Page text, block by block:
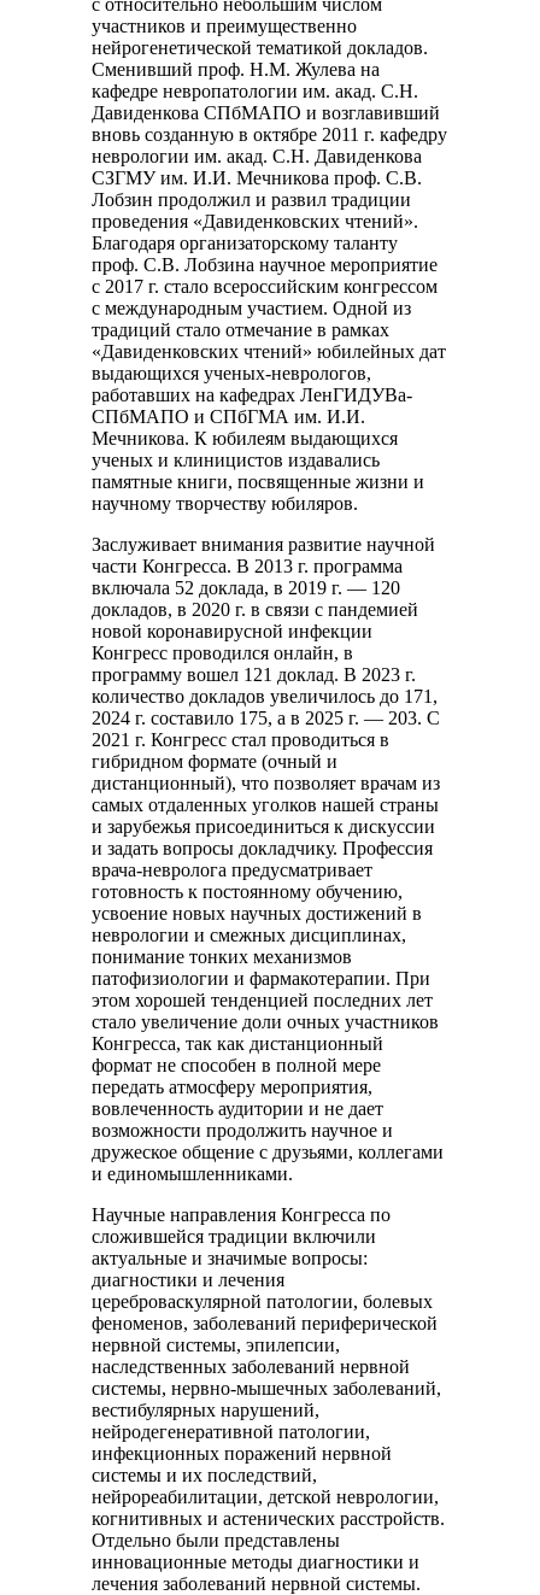
с относительно небольшим числом
участников и преимущественно
нейрогенетической тематикой докладов.
Сменивший проф. Н.М. Жулева на
кафедре невропатологии им. акад. С.Н.
Давиденкова СПбМАПО и возглавивший
вновь созданную в октябре 2011 г. кафедру
неврологии им. акад. С.Н. Давиденкова
СЗГМУ им. И.И. Мечникова проф. С.В.
Лобзин продолжил и развил традиции
проведения «Давиденковских чтений».
Благодаря организаторскому таланту
проф. С.В. Лобзина научное мероприятие
с 2017 г. стало всероссийским конгрессом
с международным участием. Одной из
традиций стало отмечание в рамках
«Давиденковских чтений» юбилейных дат
выдающихся ученых-неврологов,
работавших на кафедрах ЛенГИДУВа-
СПбМАПО и СПбГМА им. И.И.
Мечникова. К юбилеям выдающихся
ученых и клиницистов издавались
памятные книги, посвященные жизни и
научному творчеству юбиляров.
Заслуживает внимания развитие научной
части Конгресса. В 2013 г. программа
включала 52 доклада, в 2019 г. — 120
докладов, в 2020 г. в связи с пандемией
новой коронавирусной инфекции
Конгресс проводился онлайн, в
программу вошел 121 доклад. В 2023 г.
количество докладов увеличилось до 171,
2024 г. составило 175, а в 2025 г. — 203. С
2021 г. Конгресс стал проводиться в
гибридном формате (очный и
дистанционный), что позволяет врачам из
самых отдаленных уголков нашей страны
и зарубежья присоединиться к дискуссии
и задать вопросы докладчику. Профессия
врача-невролога предусматривает
готовность к постоянному обучению,
усвоение новых научных достижений в
неврологии и смежных дисциплинах,
понимание тонких механизмов
патофизиологии и фармакотерапии. При
этом хорошей тенденцией последних лет
стало увеличение доли очных участников
Конгресса, так как дистанционный
формат не способен в полной мере
передать атмосферу мероприятия,
вовлеченность аудитории и не дает
возможности продолжить научное и
дружеское общение с друзьями, коллегами
и единомышленниками.
Научные направления Конгресса по
сложившейся традиции включили
актуальные и значимые вопросы:
диагностики и лечения
цереброваскулярной патологии, болевых
феноменов, заболеваний периферической
нервной системы, эпилепсии,
наследственных заболеваний нервной
системы, нервно-мышечных заболеваний,
вестибулярных нарушений,
нейродегенеративной патологии,
инфекционных поражений нервной
системы и их последствий,
нейрореабилитации, детской неврологии,
когнитивных и астенических расстройств.
Отдельно были представлены
инновационные методы диагностики и
лечения заболеваний нервной системы.